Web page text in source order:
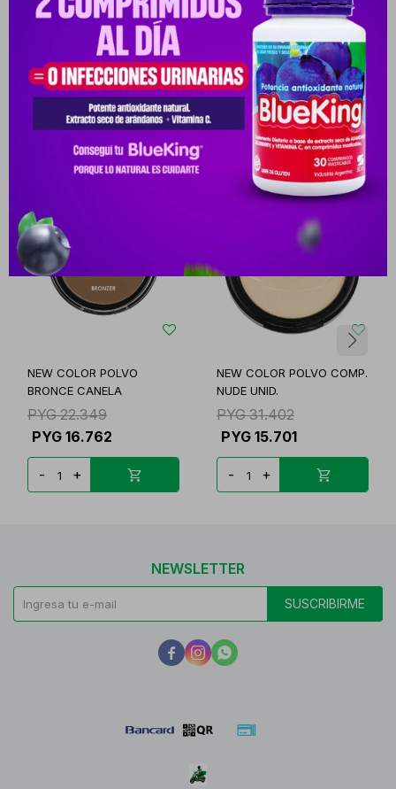
Productos que te pueden interesar
NEW COLOR POLVO
BRONCE CANELA
PYG 22.349
PYG 16.762
- +
NEW COLOR POLVO COMP.
NUDE UNID.
PYG 31.402
PYG 15.701
- +
NEWSLETTER
SUSCRIBIRME
  